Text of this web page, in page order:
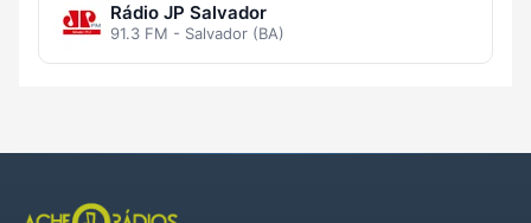
Rádio JP Salvador
91.3 FM - Salvador (BA)